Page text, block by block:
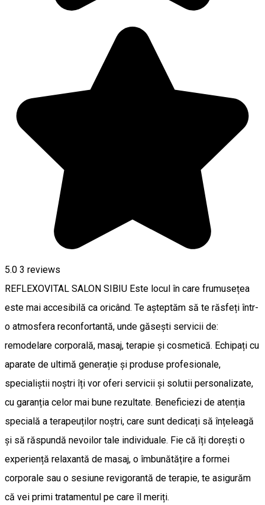
5.0 3 reviews
REFLEXOVITAL SALON SIBIU Este locul în care frumusețea
este mai accesibilă ca oricând. Te așteptăm să te răsfeți într-
o atmosfera reconfortantă, unde găsești servicii de:
remodelare corporală, masaj, terapie și cosmetică. Echipați cu
aparate de ultimă generație și produse profesionale,
specialiștii noștri îți vor oferi servicii și solutii personalizate,
cu garanția celor mai bune rezultate. Beneficiezi de atenția
specială a terapeuților noștri, care sunt dedicați să înțeleagă
și să răspundă nevoilor tale individuale. Fie că îți dorești o
experiență relaxantă de masaj, o îmbunătățire a formei
corporale sau o sesiune revigorantă de terapie, te asigurăm
că vei primi tratamentul pe care îl meriți.